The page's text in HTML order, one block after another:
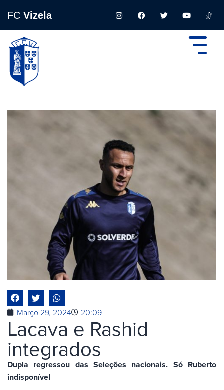
FC Vizela
Março 29, 2024 20:09
Lacava e Rashid
integrados
Dupla regressou das Seleções nacionais. Só Ruberto
indisponível